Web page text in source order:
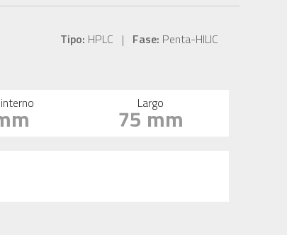
Tipo: HPLC | Fase: Penta-HILIC
Largo
75 mm